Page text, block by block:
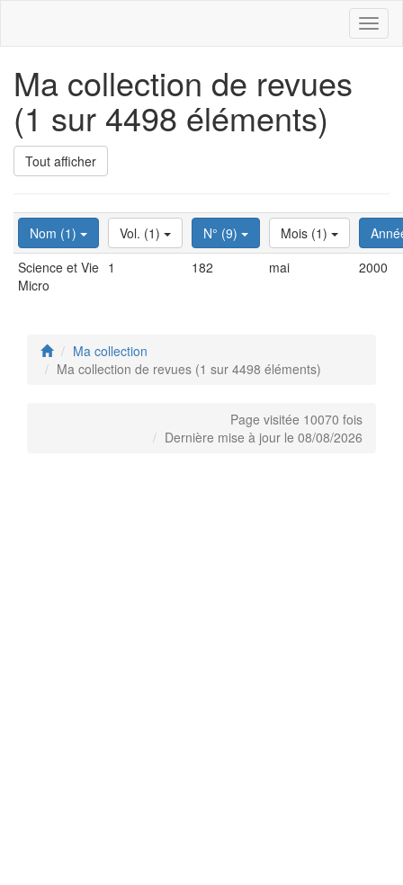
Ma collection de revues
(1 sur 4498 éléments)
Tout afficher
Nom (1) Vol. (1) N° (9) Mois (1)
Science et Vie
Micro
1 182 mai 2000
Ma collection
Ma collection de revues (1 sur 4498 éléments)
Page visitée 10070 fois
Dernière mise à jour le 08/08/2026